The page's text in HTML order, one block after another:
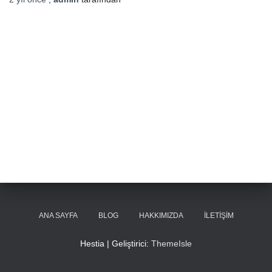
ANA SAYFA BLOG HAKKIMIZDA İLETIŞIM
Hestia | Geliştirici: ThemeIsle